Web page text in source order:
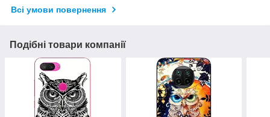
Всі умови повернення
Подібні товари компанії